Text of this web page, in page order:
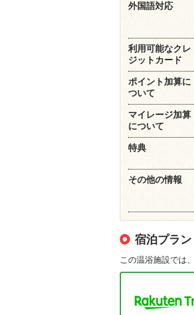
外国語対応
利用可能なクレ
ジットカード
ポイント加算に
ついて
マイレージ加算
について
特典
その他の情報
宿泊プラン
この温浴施設では